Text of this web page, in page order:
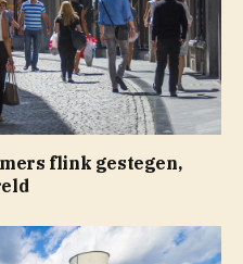
flink gestegen,